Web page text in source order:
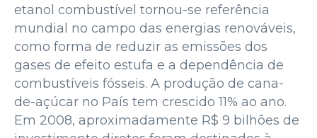
etanol combustível tornou-se referência
mundial no campo das energias renováveis,
como forma de reduzir as emissões dos
gases de efeito estufa e a dependência de
combustíveis fósseis. A produção de cana-
de-açúcar no País tem crescido 11% ao ano.
Em 2008, aproximadamente R$ 9 bilhões de